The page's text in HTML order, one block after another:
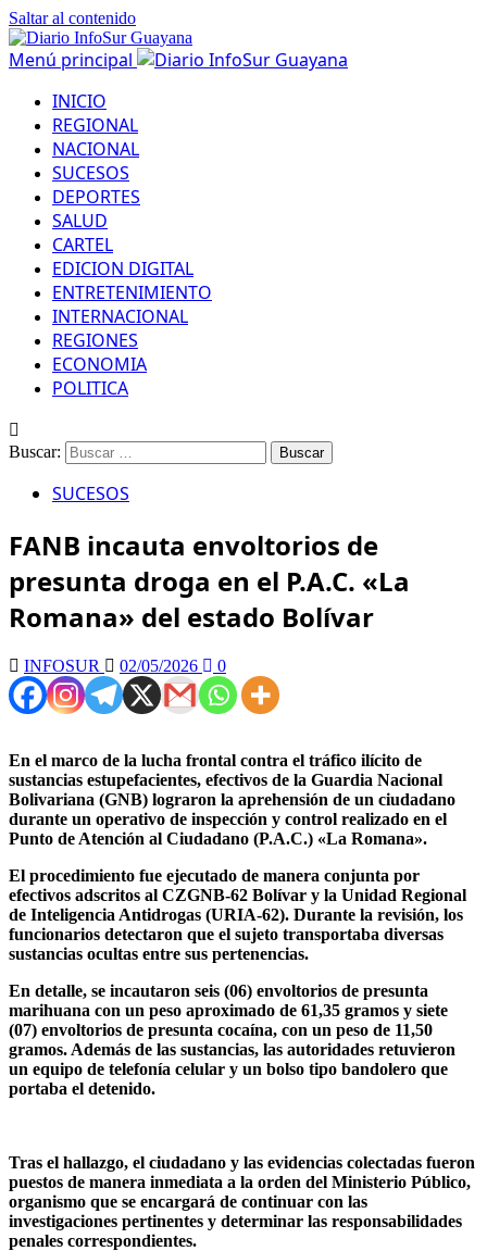
Saltar al contenido
Menú principal
INICIO
REGIONAL
NACIONAL
SUCESOS
DEPORTES
SALUD
CARTEL
EDICION DIGITAL
ENTRETENIMIENTO
INTERNACIONAL
REGIONES
ECONOMIA
POLITICA
Buscar:
SUCESOS
FANB incauta envoltorios de
presunta droga en el P.A.C. «La
Romana» del estado Bolívar
INFOSUR 02/05/2026 0
​En el marco de la lucha frontal contra el tráfico ilícito de
sustancias estupefacientes, efectivos de la Guardia Nacional
Bolivariana (GNB) lograron la aprehensión de un ciudadano
durante un operativo de inspección y control realizado en el
Punto de Atención al Ciudadano (P.A.C.) «La Romana».
​El procedimiento fue ejecutado de manera conjunta por
efectivos adscritos al CZGNB-62 Bolívar y la Unidad Regional
de Inteligencia Antidrogas (URIA-62). Durante la revisión, los
funcionarios detectaron que el sujeto transportaba diversas
sustancias ocultas entre sus pertenencias.
​En detalle, se incautaron seis (06) envoltorios de presunta
marihuana con un peso aproximado de 61,35 gramos y siete
(07) envoltorios de presunta cocaína, con un peso de 11,50
gramos. Además de las sustancias, las autoridades retuvieron
un equipo de telefonía celular y un bolso tipo bandolero que
portaba el detenido.
​Tras el hallazgo, el ciudadano y las evidencias colectadas fueron
puestos de manera inmediata a la orden del Ministerio Público,
organismo que se encargará de continuar con las
investigaciones pertinentes y determinar las responsabilidades
penales correspondientes.